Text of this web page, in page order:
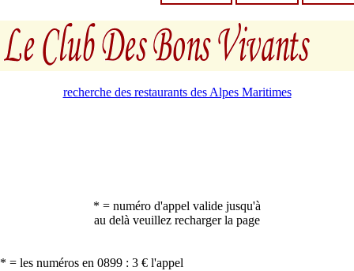
recherche des restaurants des Alpes Maritimes
* = numéro d'appel valide jusqu'à
au delà veuillez recharger la page
* = les numéros en 0899 : 3 € l'appel